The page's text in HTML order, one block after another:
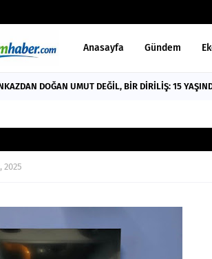
Anasayfa Gündem
DOĞAN UMUT DEĞİL, BİR DİRİLİŞ: 15
2025